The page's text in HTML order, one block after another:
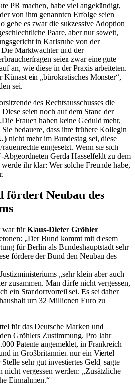
PR machen, habe viel angekündigt,
von ihm genannten Erfolge seien
gebe es zwar die sukzessive Adoption
Paare, aber nur soweit,
in Karlsruhe von der
Marktwächter und der
seien zwar eine gute
an, wie diese in der Praxis arbeiteten.
Künast ein „bürokratisches Monster“,
sei.
des Rechtsausschusses die
seien noch auf dem Stand der
Frauen haben keine Geduld mehr,
bedauere, dass ihre frühere Kollegin
nicht mehr im Bundestag sei, diese
eingesetzt. Wenn sie sich
Gerda Hasselfeldt zu dem
ihr klar: Wer solche Freunde habe,
fördert Neubau des
war fürKlaus-Dieter Gröhler
„Der Bund kommt mit diesem
für Berlin als Bundeshauptstadt sehr
fördere der Bund den Neubau des
„sehr klein aber auch
zusammen. Man dürfe nicht vergessen,
ein Standortvorteil sei. Es sei daher
um 32 Millionen Euro zu
für das Deutsche Marken und
Gröhlers Zustimmung. Pro Jahr
Patente angemeldet, in Frankreich
in Großbritannien nur ein Viertel
sehr gut investiertes Geld, sagte
nicht vergessen werden: „Zusätzliche
Einnahmen.“